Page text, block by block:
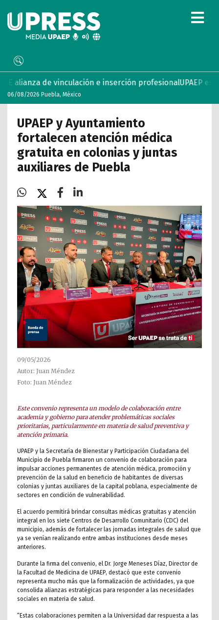
e inserción profesionalUPAEP estrena ‘Volar’,
06/08/2026 Puebla, México
UPAEP y Ayuntamiento
fortalecen atención médica
gratuita en colonias y juntas
auxiliares de Puebla
09/05/2026
Autor: Juan Méndez
Foto: Juan Méndez
Este convenio representa un modelo de colaboración entre
academia y gobierno para atender problemáticas sociales
prioritarias, particularmente en materia de salud preventiva y
atención primaria.
UPAEP y la Secretaría de Bienestar y Participación Ciudadana del
Municipio de Puebla firmaron un convenio de colaboración para
impulsar acciones permanentes de atención médica, promoción y
prevención de la salud en beneficio de habitantes de diversas
colonias y juntas auxiliares de la capital poblana, especialmente de
sectores en condición de vulnerabilidad.
El acuerdo permitirá brindar consultas médicas gratuitas y atención
integral en los siete Centros de Desarrollo Comunitario (CDC) del
municipio, además de fortalecer las jornadas integrales de salud que
ya se venían realizando entre ambas instituciones desde meses
anteriores.
Durante la firma del convenio, el Dr. Jorge Meneses Díaz, Director de
la Facultad de Medicina de UPAEP, destacó que este convenio
representa mucho más que la formalización de actividades, ya que
consolida alianzas estratégicas para responder a las necesidades
sociales en materia de salud.
“Estas colaboraciones permiten a la Universidad dar respuesta a las